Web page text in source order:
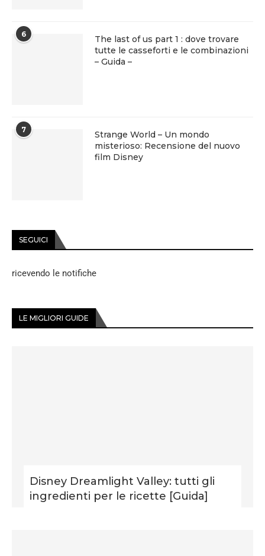
6
The last of us part 1 : dove trovare
tutte le casseforti e le combinazioni
– Guida –
7
Strange World – Un mondo
misterioso: Recensione del nuovo
film Disney
SEGUICI
ricevendo le notifiche
LE MIGLIORI GUIDE
Disney Dreamlight Valley: tutti gli
ingredienti per le ricette [Guida]